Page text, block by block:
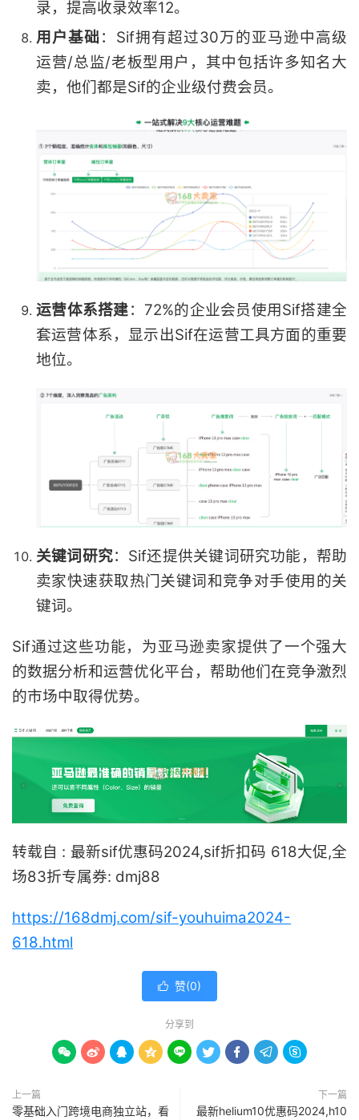
录，提高收录效率12。
用户基础 ：Sif拥有超过30万的亚马逊中高级
运营/总监/老板型用户，其中包括许多知名大
卖，他们都是Sif的企业级付费会员。
运营体系搭建：72%的企业会员使用Sif搭建全
套运营体系，显示出Sif在运营工具方面的重要
地位。
关键词研究：Sif还提供关键词研究功能，帮助
卖家快速获取热门关键词和竞争对手使用的关
键词。
Sif通过这些功能，为亚马逊卖家提供了一个强大
的数据分析和运营优化平台，帮助他们在竞争激烈
的市场中取得优势。
转载自 : 最新sif优惠码2024,sif折扣码 618大促,全
场83折专属券: dmj88
https://168dmj.com/sif-youhuima2024-
618.html
 赞(0)
分享到
        
上一篇
零基础入门跨境电商独立站，看
下一篇
最新helium10优惠码2024,h10